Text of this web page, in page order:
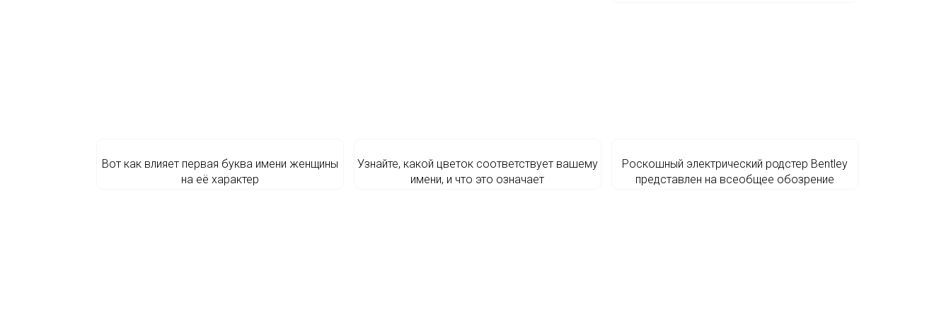
Вот как влияет первая буква имени женщины
на её характер
Узнайте, какой цветок соответствует вашему
имени, и что это означает
Роскошный электрический родстер Bentley
представлен на всеобщее обозрение